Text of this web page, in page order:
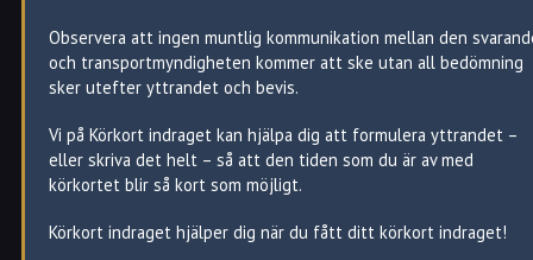
Norrstrand
Orrholmen
Romstad
Råtorp
Sjöstad
Sommarro
Strand
Väse
Kil
Kristinehamn
Storfors
Sunne
Årjäng
Observera att ingen muntlig kommunikation mellan den
och transportmyndigheten kommer att ske utan all bedömning
sker utefter yttrandet och bevis.
Vi på Körkort indraget kan hjälpa dig att formulera yttrandet –
eller skriva det helt – så att den tiden som du är av med
körkortet blir så kort som möjligt.
Körkort indraget hjälper dig när du fått ditt körkort indraget!